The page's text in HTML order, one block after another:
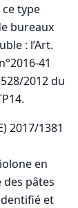
type
bureaux
: l’Art.
41
2012 du
2017/1381
en
des pâtes
et